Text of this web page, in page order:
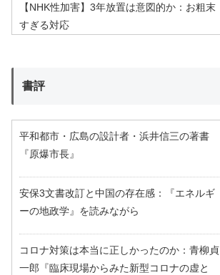
【NHK性加害】3年放置は意図的か：お粗末
すぎる対応
書評
平和都市・広島の設計者・浜井信三の著書
『原爆市長』
安保3文書改訂と中国の存在感：『エネルギ
ーの地政学』を読みながら
コロナ対策は本当に正しかったのか：青柳貞
一郎『臨床現場からみた新型コロナの虚と